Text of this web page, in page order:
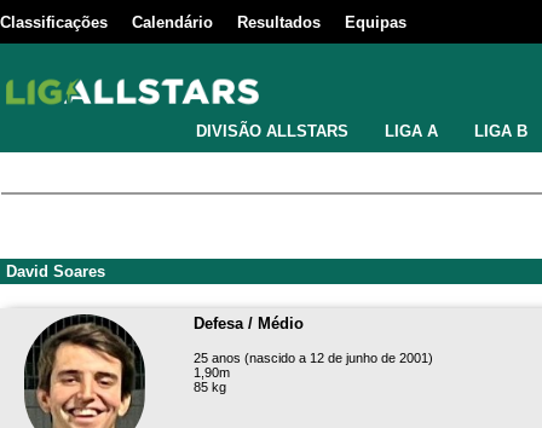
Classificações Calendário Resultados Equipas
DIVISÃO ALLSTARS LIGA A LIGA B
David Soares
Defesa / Médio
25 anos (nascido a 12 de junho de 2001)
1,90m
85 kg